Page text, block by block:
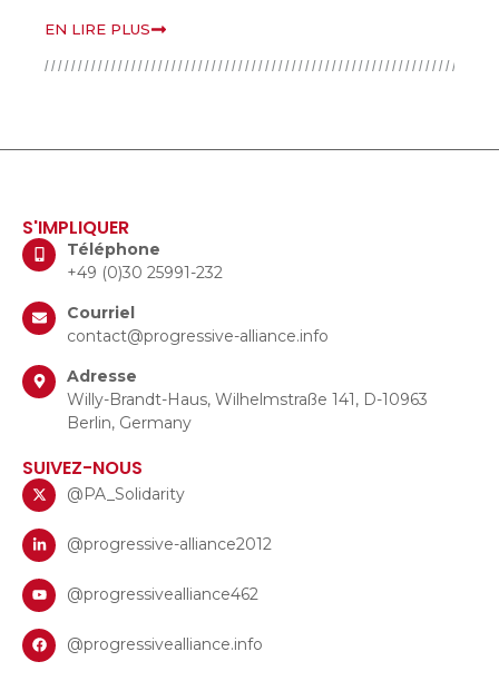
S'IMPLIQUER
Téléphone
+49 (0)30 25991-232
Courriel
contact@progressive-alliance.info
Adresse
Willy-Brandt-Haus, Wilhelmstraße 141, D-10963
Berlin, Germany
SUIVEZ-NOUS
@PA_Solidarity
@progressive-alliance2012
@progressivealliance462
@progressivealliance.info